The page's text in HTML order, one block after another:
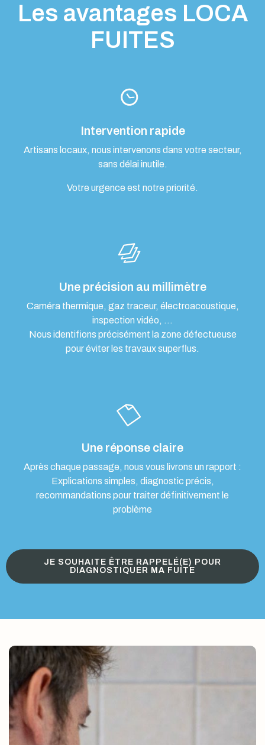
Les avantages LOCA
FUITES
Intervention rapide
Artisans locaux, nous intervenons dans votre secteur,
sans délai inutile.
Votre urgence est notre priorité.
Une précision au millimètre
Caméra thermique, gaz traceur, électroacoustique,
inspection vidéo, …
Nous identifions précisément la zone défectueuse
pour éviter les travaux superflus.
Une réponse claire
Après chaque passage, nous vous livrons un rapport :
Explications simples, diagnostic précis,
recommandations pour traiter définitivement le
problème
JE SOUHAITE ÊTRE RAPPELÉ(E) POUR
DIAGNOSTIQUER MA FUITE